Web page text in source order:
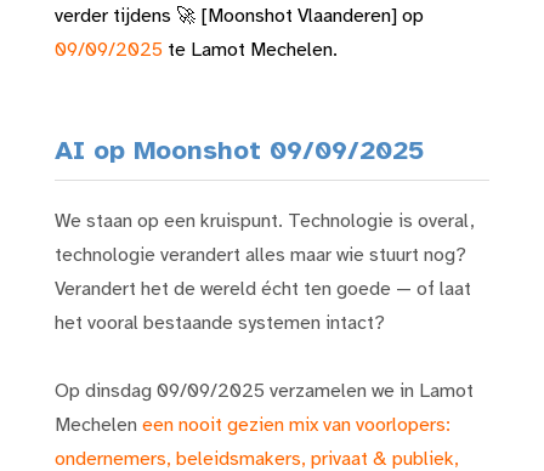
verder tijdens 🚀 [Moonshot Vlaanderen] op
09/09/2025 te Lamot Mechelen.
AI op Moonshot 09/09/2025
We staan op een kruispunt. Technologie is overal,
technologie verandert alles maar wie stuurt nog?
Verandert het de wereld écht ten goede — of laat
het vooral bestaande systemen intact?
Op dinsdag 09/09/2025 verzamelen we in Lamot
Mechelen een nooit gezien mix van voorlopers:
ondernemers, beleidsmakers, privaat & publiek,